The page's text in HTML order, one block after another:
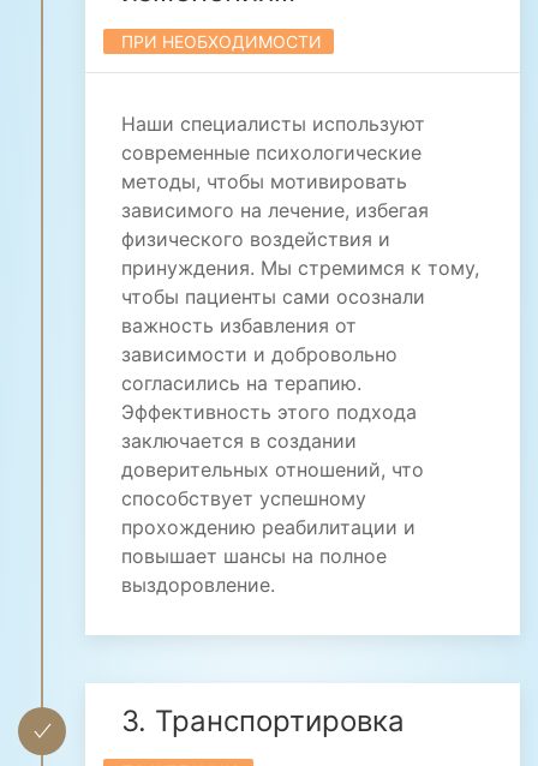
ПРИ НЕОБХОДИМОСТИ
Наши специалисты используют
современные психологические
методы, чтобы мотивировать
зависимого на лечение, избегая
физического воздействия и
принуждения. Мы стремимся к тому,
чтобы пациенты сами осознали
важность избавления от
зависимости и добровольно
согласились на терапию.
Эффективность этого подхода
заключается в создании
доверительных отношений, что
способствует успешному
прохождению реабилитации и
повышает шансы на полное
выздоровление.
3. Транспортировка